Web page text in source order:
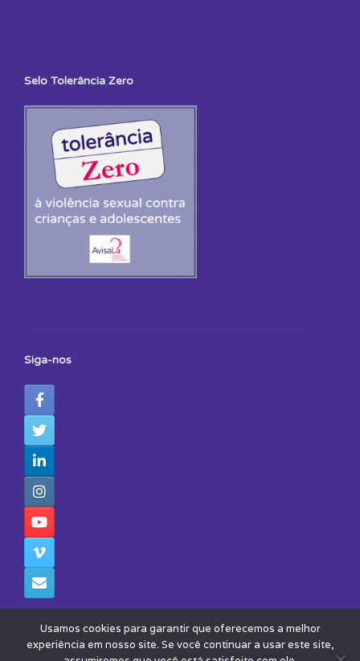
Selo Tolerância Zero
Siga-nos
Usamos cookies para garantir que oferecemos a melhor
experiência em nosso site. Se você continuar a usar este site,